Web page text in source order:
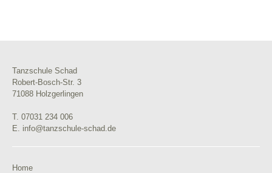
Tanzschule Schad
Robert-Bosch-Str. 3
71088 Holzgerlingen
T. 07031 234 006
E. info@tanzschule-schad.de
Home